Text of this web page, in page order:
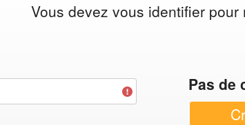
Vous devez vous identifier pour
Pas de